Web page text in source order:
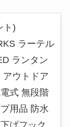
ト)
ラーテル
ランタン
アウトドア
式 無段階
用品 防水
げフック